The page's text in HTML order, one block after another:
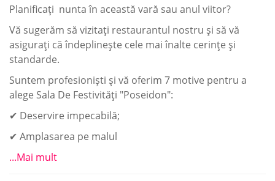
Planificați nunta în această vară sau anul viitor?
Vă sugerăm să vizitați restaurantul nostru și să vă
asigurați că îndeplinește cele mai înalte cerințe și
standarde.
Suntem profesioniști și vă oferim 7 motive pentru a
alege Sala De Festivități "Poseidon":
✔ Deservire impecabilă;
✔ Amplasarea pe malul
...Mai mult